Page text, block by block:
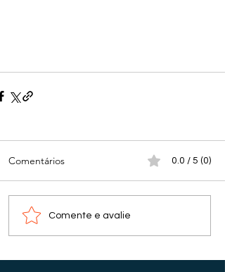
Comentários 0.0 / 5 (0)
Comente e avalie